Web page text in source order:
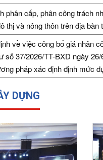
phân cấp, phân công trách
thị và nông thôn trên địa
về việc công bố giá nhân
số 37/2026/TT-BXD ngày
pháp xác định định mức
DỰNG